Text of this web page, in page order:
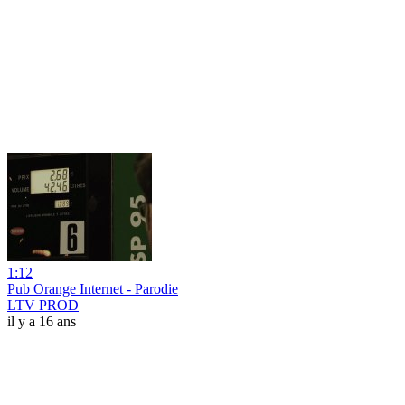
1:12
Pub Orange Internet - Parodie
LTV PROD
il y a 16 ans